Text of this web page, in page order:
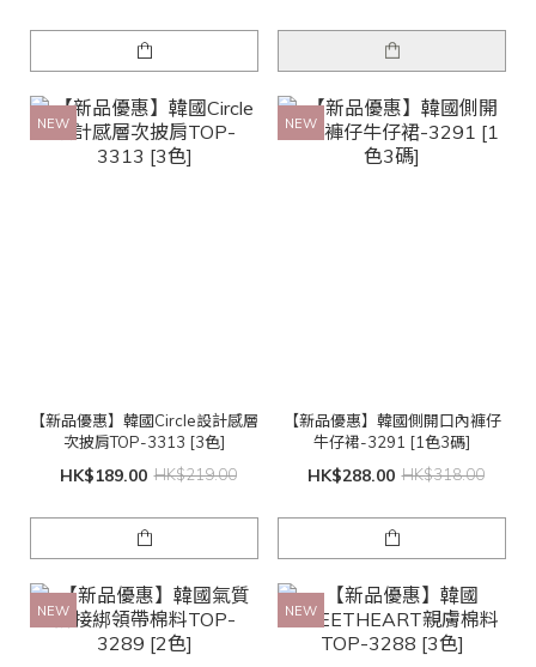
NEW
【新品優惠】韓國Circle設計感層
次披肩TOP-3313 [3色]
HK$189.00 HK$219.00
NEW
【新品優惠】韓國側開口內褲仔
牛仔裙-3291 [1色3碼]
HK$288.00 HK$318.00
NEW NEW